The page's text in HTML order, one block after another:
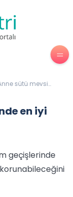
sütü mevsim
en iyi
geçişlerinde